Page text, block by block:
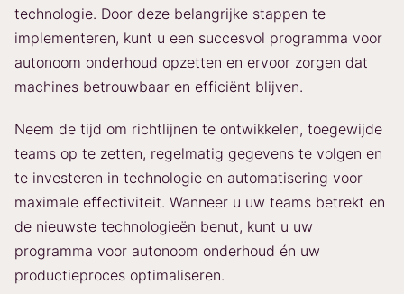
technologie. Door deze belangrijke stappen te
implementeren, kunt u een succesvol programma voor
autonoom onderhoud opzetten en ervoor zorgen dat
machines betrouwbaar en efficiënt blijven.
Neem de tijd om richtlijnen te ontwikkelen, toegewijde
teams op te zetten, regelmatig gegevens te volgen en
te investeren in technologie en automatisering voor
maximale effectiviteit. Wanneer u uw teams betrekt en
de nieuwste technologieën benut, kunt u uw
programma voor autonoom onderhoud én uw
productieproces optimaliseren.